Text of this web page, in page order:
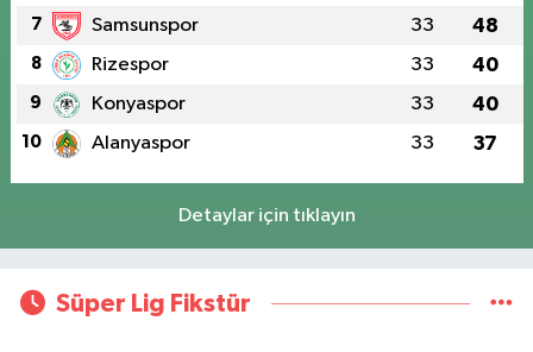
7 Samsunspor 33 48
8 Rizespor 33 40
9 Konyaspor 33 40
10 Alanyaspor 33 37
Detaylar için tıklayın
Süper Lig Fikstür